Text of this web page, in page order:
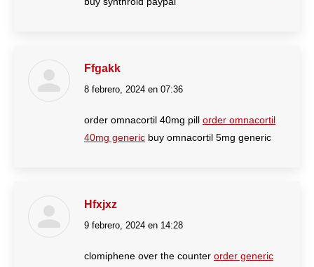
Ffgakk
dice:
8 febrero, 2024 en 07:36
order omnacortil 40mg pill order omnacortil
40mg generic buy omnacortil 5mg generic
Hfxjxz
dice:
9 febrero, 2024 en 14:28
clomiphene over the counter order generic